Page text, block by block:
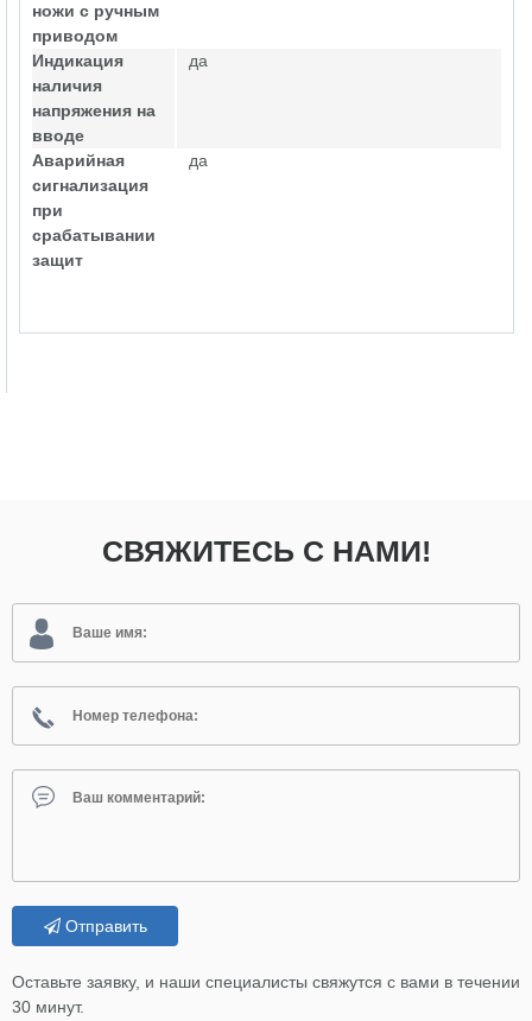
ножи с ручным
приводом
Индикация
наличия
напряжения на
вводе
да
Аварийная
сигнализация
при
срабатывании
защит
да
СВЯЖИТЕСЬ С НАМИ!
Отправить
Оставьте заявку, и наши специалисты свяжутся с вами в течении
30 минут.